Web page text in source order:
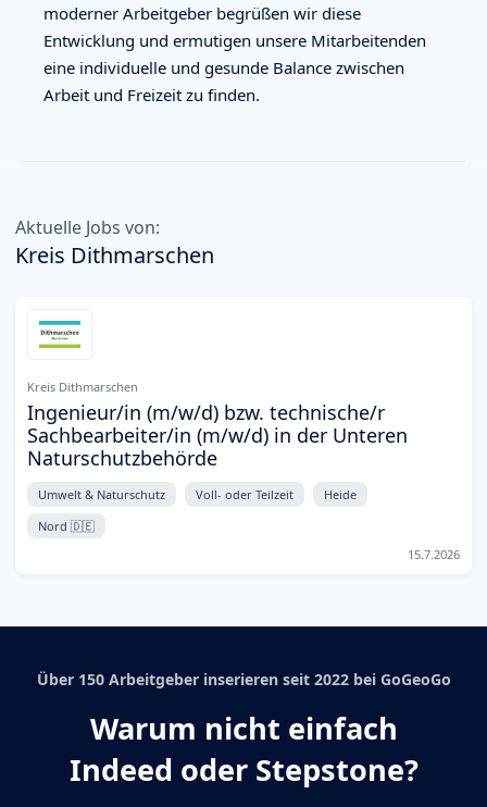
moderner Arbeitgeber begrüßen wir diese
Entwicklung und ermutigen unsere Mitarbeitenden
eine individuelle und gesunde Balance zwischen
Arbeit und Freizeit zu finden.
Aktuelle Jobs von:
Kreis Dithmarschen
Kreis Dithmarschen
Ingenieur/in (m/w/d) bzw. technische/r
Sachbearbeiter/in (m/w/d) in der Unteren
Naturschutzbehörde
Umwelt & Naturschutz Voll- oder Teilzeit
Heide
Nord 🇩🇪
15.7.2026
Über 150 Arbeitgeber inserieren seit 2022 bei GoGeoGo
Warum nicht einfach
Indeed oder Stepstone?